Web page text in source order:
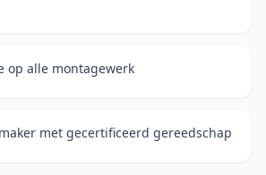
op alle montagewerk
met gecertificeerd gereedschap